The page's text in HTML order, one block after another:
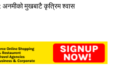
: अनमीको मुखबाटै कृत्रिम श्वास